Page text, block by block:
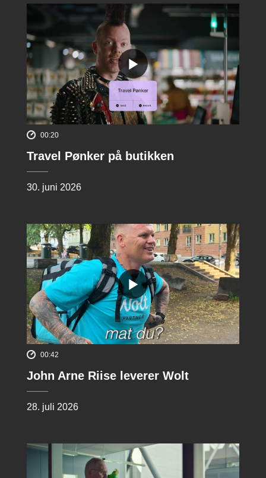
00:20
Travel Pønker på butikken
30. juni 2026
00:42
John Arne Riise leverer Wolt
28. juli 2026